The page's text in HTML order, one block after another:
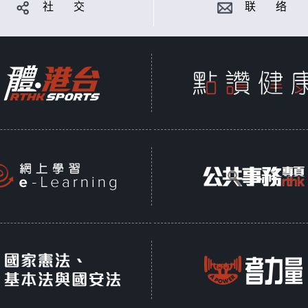
社 交 联 络